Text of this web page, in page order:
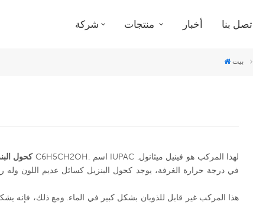
شركة أخبار اتصل بنا
بيت
كحول
في درجة حرارة الغرفة، يوجد كحول البنزيل كسائل عديم اللون وله
هذا المركب غير قابل للذوبان بشكل كبير في الماء. ومع ذلك، فإنه يشكل